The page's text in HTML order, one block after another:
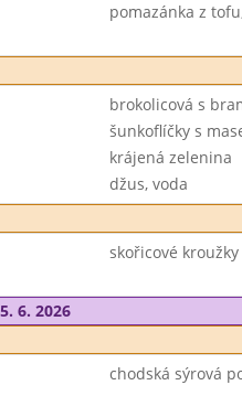
pomazánka z
brokolicová s
šunkoflíčky s
krájená zelenina
džus, voda
skořicové
6. 2026
chodská sýrová